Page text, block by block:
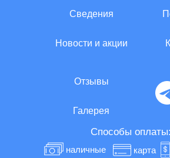
Сведения
Новости и акции
Отзывы
Галерея
Способы оплаты:
наличные карта